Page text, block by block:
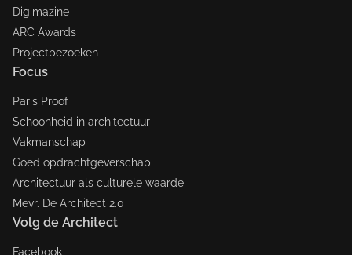
Digimazine
ARC Awards
Projectbezoeken
Focus
Paris Proof
Schoonheid in architectuur
Vakmanschap
Goed opdrachtgeverschap
Architectuur als culturele waarde
Mevr. De Architect 2.0
Volg de Architect
Facebook